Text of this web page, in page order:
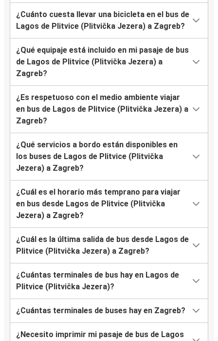
¿Cuánto cuesta llevar una bicicleta en el bus de
Lagos de Plitvice (Plitvička Jezera) a Zagreb?
¿Qué equipaje está incluido en mi pasaje de bus
de Lagos de Plitvice (Plitvička Jezera) a
Zagreb?
¿Es respetuoso con el medio ambiente viajar
en bus de Lagos de Plitvice (Plitvička Jezera) a
Zagreb?
¿Qué servicios a bordo están disponibles en
los buses de Lagos de Plitvice (Plitvička
Jezera) a Zagreb?
¿Cuál es el horario más temprano para viajar
en bus desde Lagos de Plitvice (Plitvička
Jezera) a Zagreb?
¿Cuál es la última salida de bus desde Lagos de
Plitvice (Plitvička Jezera) a Zagreb?
¿Cuántas terminales de bus hay en Lagos de
Plitvice (Plitvička Jezera)?
¿Cuántas terminales de buses hay en Zagreb?
¿Necesito imprimir mi pasaje de bus de Lagos